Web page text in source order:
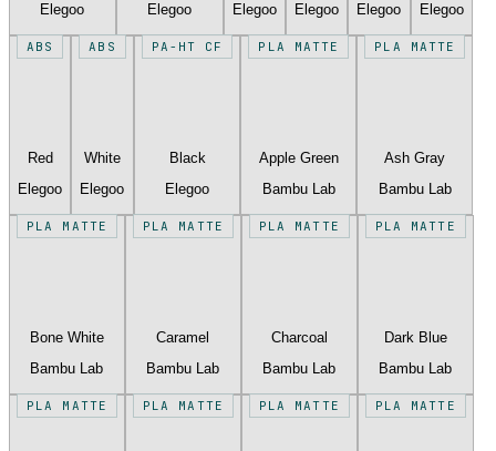
Elegoo
Elegoo
Elegoo
Elegoo
Elegoo
Elegoo
ABS
Red
Elegoo
ABS
White
Elegoo
PA-HT CF
Black
Elegoo
PLA MATTE
Apple Green
Bambu Lab
PLA MATTE
Ash Gray
Bambu Lab
PLA MATTE
Bone White
Bambu Lab
PLA MATTE
Caramel
Bambu Lab
PLA MATTE
Charcoal
Bambu Lab
PLA MATTE
Dark Blue
Bambu Lab
PLA MATTE PLA MATTE PLA MATTE PLA MATTE